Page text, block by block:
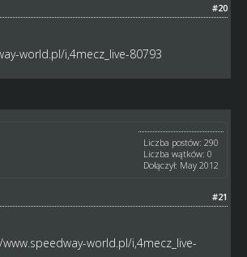
#20
world.pl/i,4mecz_live-80793
Liczba postów: 290
Liczba wątków: 0
Dołączył: May 2012
#21
world.pl/i,4mecz_live-